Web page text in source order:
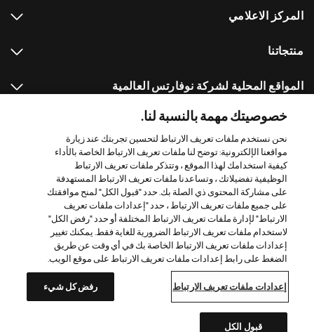
المركز الاعلامي
منتجاتنا
المواقع المحلية لشركة نوفارتس العالمية
Footer
Bottom
© 2026 نوفارتس ش.م
سياسة الخصوصية شروط الإستخدام
إعدادات ملفات تعريف الارتباط
خريطة الموقع
دليل موقع نوفارتس
هذا الموقع مخصص للزوار في المملكة العربية السعودية
خصوصيتك مهمة بالنسبة لنا.
نحن نستخدم ملفات تعريف الارتباط لتحسين تجربتك عند زيارة
مواقعنا الإلكترونية: توضح لنا ملفات تعريف الارتباط الخاصة بالأداء
كيفية استخدامك لهذا الموقع ، وتتذكر ملفات تعريف الارتباط
الوظيفية تفضيلاتك ، وتساعدنا ملفات تعريف الارتباط المستهدفة
على مشاركة المحتوى ذي الصلة بك. حدد "قبول الكل" لمنح موافقتك
على جميع ملفات تعريف الارتباط ، حدد "إعدادات ملفات تعريف
الارتباط" لإدارة ملفات تعريف الارتباط المختلفة أو حدد "رفض الكل"
لاستخدام ملفات تعريف الارتباط الضرورية للغاية فقط. يمكنك تغيير
إعدادات ملفات تعريف الارتباط الخاصة بك في أي وقت عن طريق
الضغط على رابط إعدادات ملفات تعريف الارتباط على موقع الويب.
إعدادات ملفات تعريف الارتباط رفض كل شيء
قبول الكل